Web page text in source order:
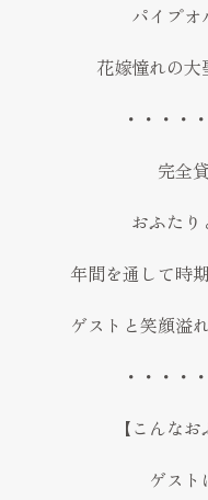
パイプオ
花嫁憧れの大
・・・・
完全
おふた
年間を通して時
ゲストと笑顔溢
・・・・
【こんな
ゲスト